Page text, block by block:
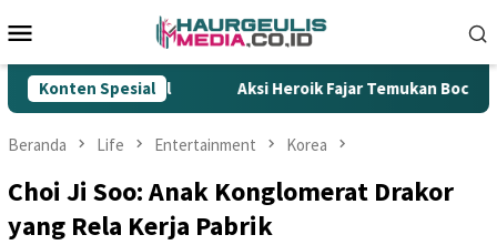
ke
Mobile
Konten Spesial
Ilegal Aksi Heroik Fajar Temukan Bocah Tenggelam
Beranda Life Entertainment Korea
Choi Ji Soo: Anak Konglomerat Drakor
yang Rela Kerja Pabrik